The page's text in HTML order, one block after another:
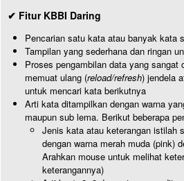
✔ Fitur KBBI Daring
Pencarian satu kata atau banyak kata
Tampilan yang sederhana dan ringan
Proses pengambilan data yang sangat
memuat ulang (reload/refresh) jendela
untuk mencari kata berikutnya
Arti kata ditampilkan dengan warna
maupun sub lema. Berikut beberapa
Jenis kata atau keterangan istilah
dengan warna merah muda (pink)
Arahkan mouse untuk melihat
keterangannya)